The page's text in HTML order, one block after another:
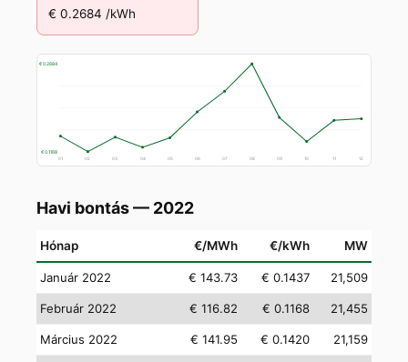
€ 0.2684 /kWh
€ 0.2684
€ 0.1168
01 02 03 04 05 06 07 08 09 10 11 12
Havi bontás — 2022
Hónap €/MWh €/kWh MW
Január 2022 € 143.73 € 0.1437 21,509
Február 2022 € 116.82 € 0.1168 21,455
Március 2022 € 141.95 € 0.1420 21,159